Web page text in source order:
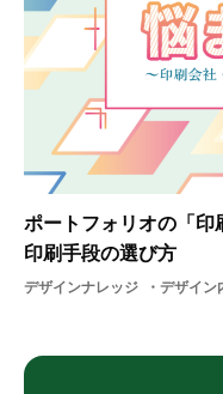
ポートフォリオの「印
印刷手段の選び方
デザインナレッジ デザイン内定就活基礎知識グラフィックデザイナー納期グラフィック美大美術エディトリアル自己出版ポートフォリオデザイングラフィック課題DTPデザイン料進路装丁ブック